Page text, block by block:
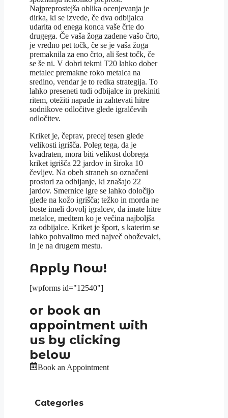
Najpreprostejša oblika ocenjevanja je
dirka, ki se izvede, če dva odbijalca
udarita od enega konca vaše črte do
drugega. Če vaša žoga zadene vašo črto,
je vredno pet točk, če se je vaša žoga
premaknila za eno črto, ali šest točk, če
se še ni. V dobri tekmi T20 lahko dober
metalec premakne roko metalca na
sredino, vendar je to redka strategija. To
lahko preseneti tudi odbijalce in prekiniti
ritem, otežiti napade in zahtevati hitre
sodnikove odločitve glede igralčevih
odločitev.
Kriket je, čeprav, precej tesen glede
velikosti igrišča. Poleg tega, da je
kvadraten, mora biti velikost dobrega
kriket igrišča 22 jardov in široka 10
čevljev. Na obeh straneh so označeni
prostori za odbijanje, ki znašajo 22
jardov. Smernice igre se lahko določijo
glede na kožo igrišča; težko in morda ne
boste imeli dovolj igralcev, da imate hitre
metalce, medtem ko je večina najboljša
za odbijalce. Kriket je šport, s katerim se
lahko pohvalimo med največ oboževalci,
in je na drugem mestu.
Apply Now!
[wpforms id="12540"]
or book an
appointment with
us by clicking
below
Book an Appointment
Categories